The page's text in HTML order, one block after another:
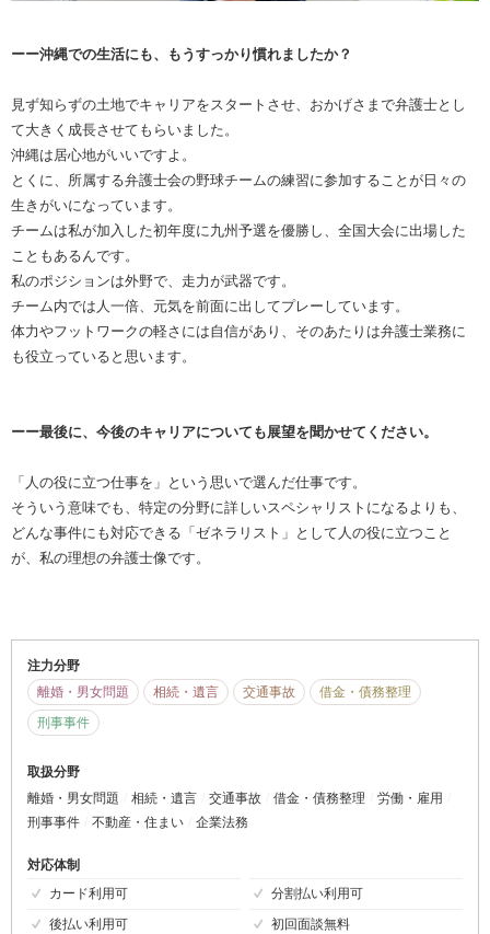
ーー沖縄での生活にも、もうすっかり慣れましたか？
見ず知らずの土地でキャリアをスタートさせ、おかげさまで弁護士とし
て大きく成長させてもらいました。
沖縄は居心地がいいですよ。
とくに、所属する弁護士会の野球チームの練習に参加することが日々の
生きがいになっています。
チームは私が加入した初年度に九州予選を優勝し、全国大会に出場した
こともあるんです。
私のポジションは外野で、走力が武器です。
チーム内では人一倍、元気を前面に出してプレーしています。
体力やフットワークの軽さには自信があり、そのあたりは弁護士業務に
も役立っていると思います。
ーー最後に、今後のキャリアについても展望を聞かせてください。
「人の役に立つ仕事を」という思いで選んだ仕事です。
そういう意味でも、特定の分野に詳しいスペシャリストになるよりも、
どんな事件にも対応できる「ゼネラリスト」として人の役に立つこと
が、私の理想の弁護士像です。
注力分野
離婚・男女問題
相続・遺言 交通事故
借金・債務整理
刑事事件
取扱分野
離婚・男女問題
相続・遺言 交通事故 借金・債務整理
労働・雇用
刑事事件
不動産・住まい 企業法務
対応体制
カード利用可
分割払い利用可
後払い利用可
初回面談無料